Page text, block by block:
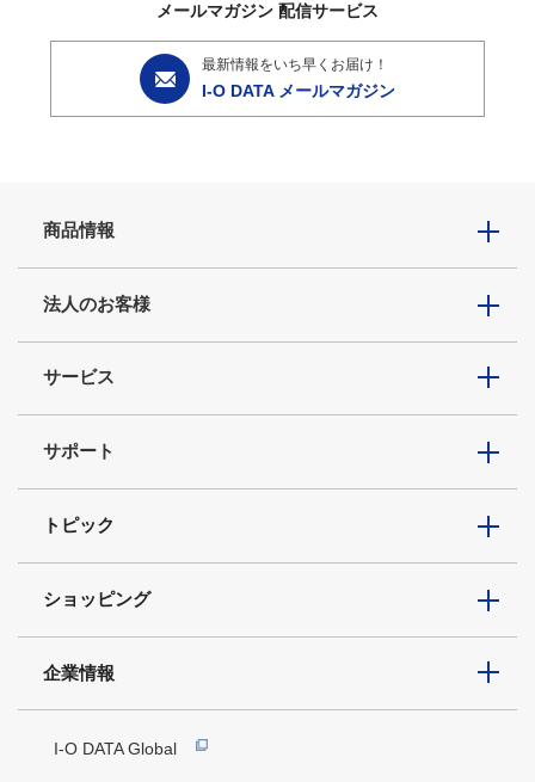
メールマガジン 配信サービス
最新情報をいち早くお届け！
I-O DATA メールマガジン
商品情報
法人のお客様
サービス
サポート
トピック
ショッピング
企業情報
I-O DATA Global